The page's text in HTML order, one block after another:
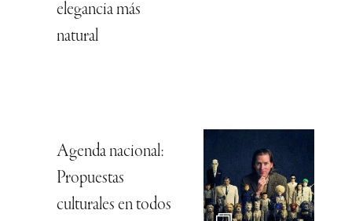
elegancia más
natural
Agenda nacional:
Propuestas
culturales en todos